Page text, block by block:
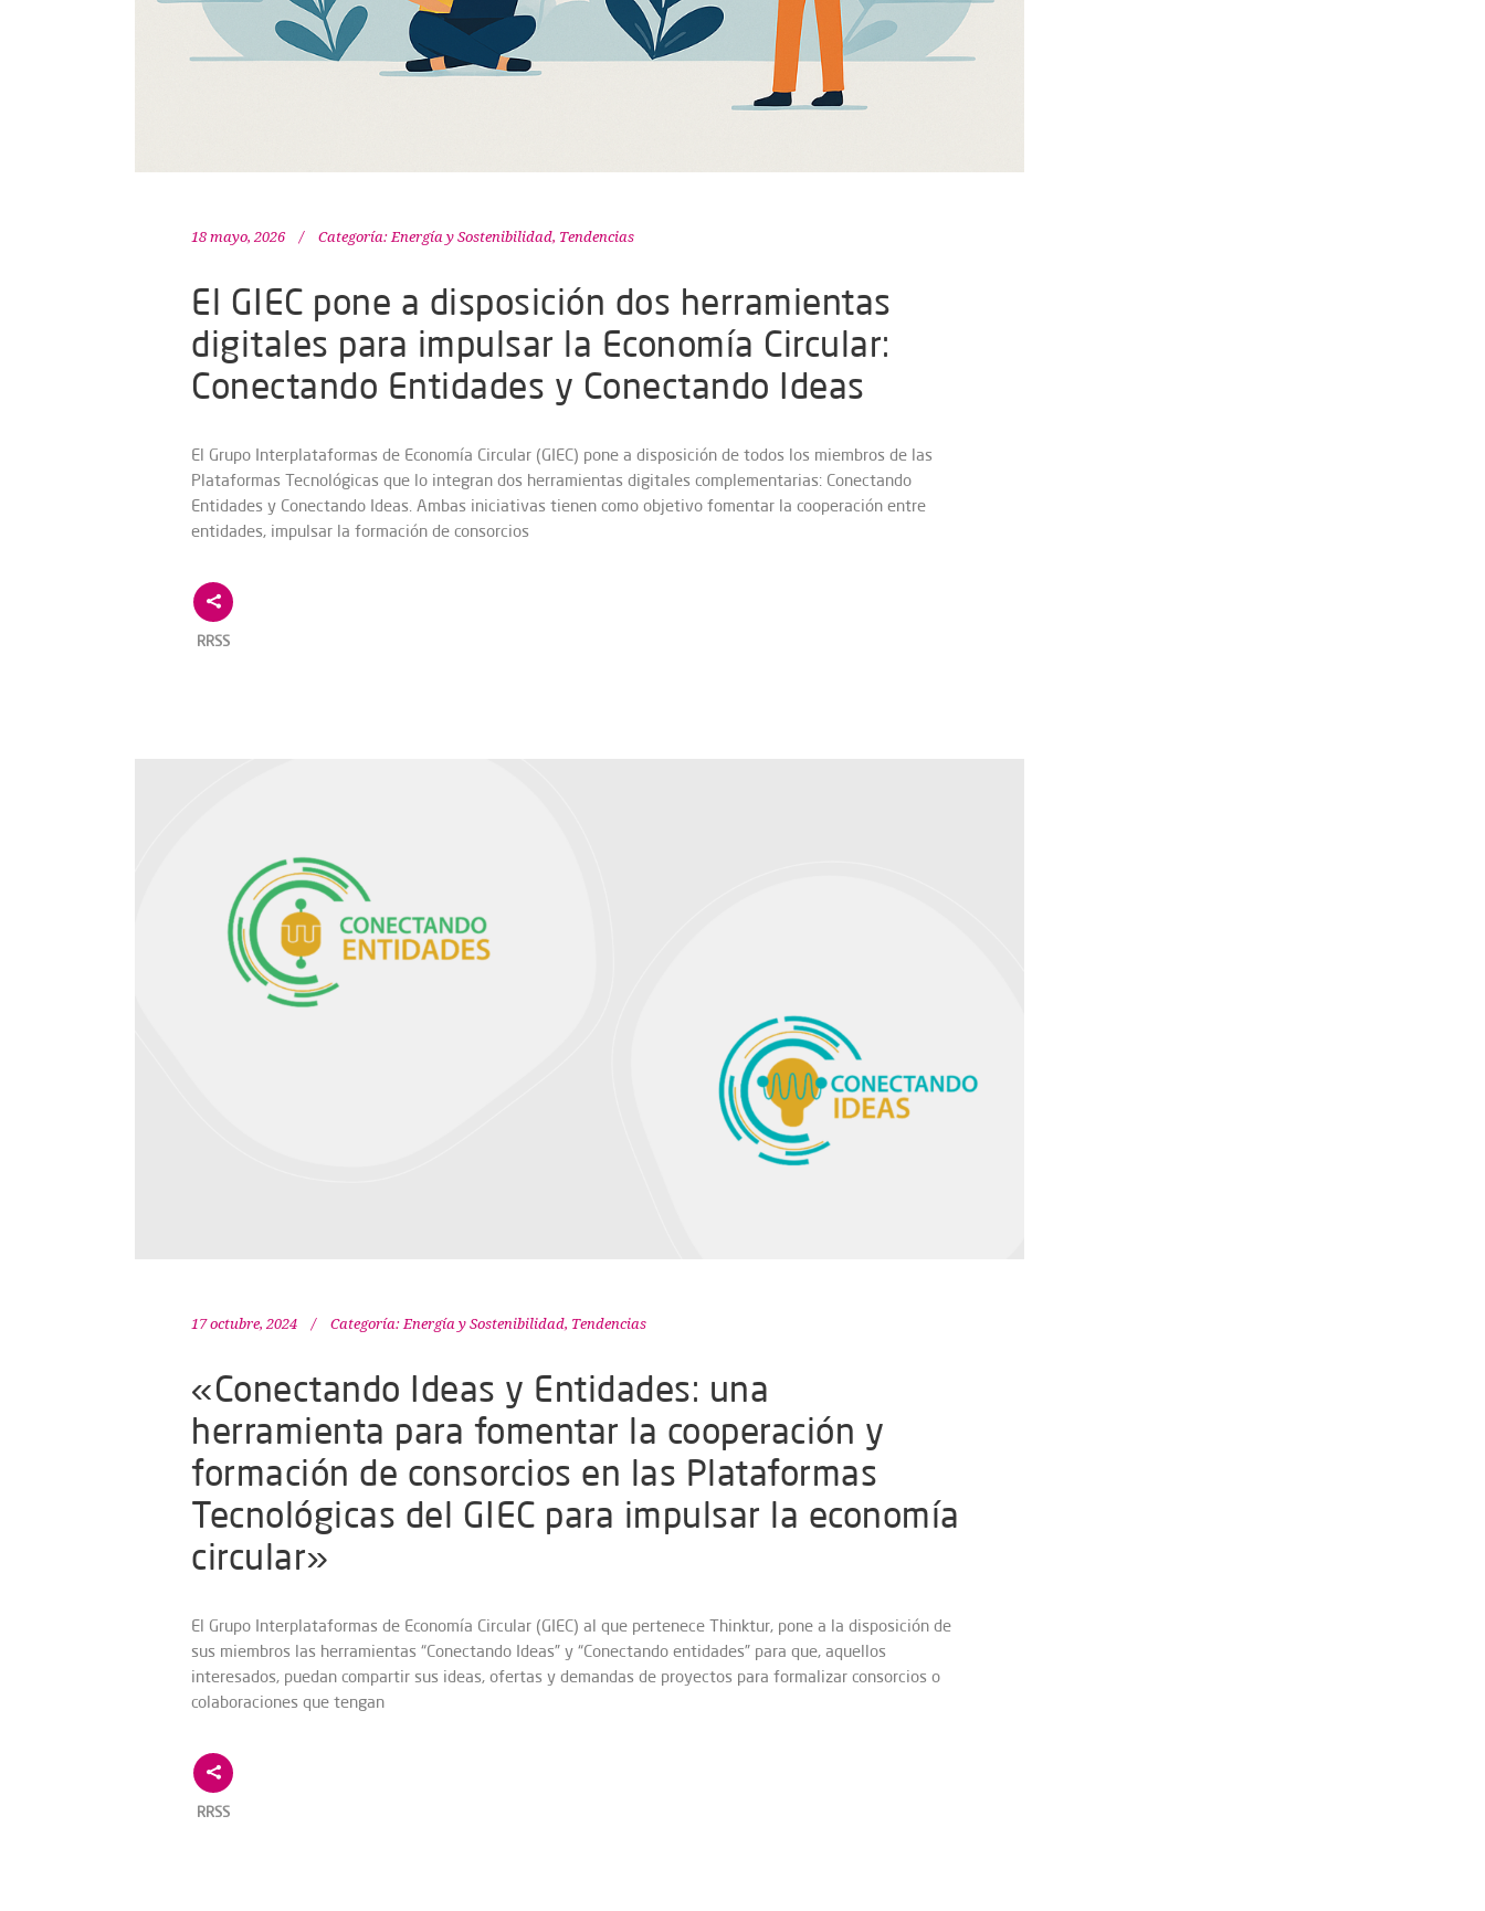
18 mayo, 2026 Categoría: Energía y Sostenibilidad, Tendencias
El GIEC pone a disposición dos herramientas
digitales para impulsar la Economía Circular:
Conectando Entidades y Conectando Ideas
El Grupo Interplataformas de Economía Circular (GIEC) pone a disposición de todos los miembros de las
Plataformas Tecnológicas que lo integran dos herramientas digitales complementarias: Conectando
Entidades y Conectando Ideas. Ambas iniciativas tienen como objetivo fomentar la cooperación entre
entidades, impulsar la formación de consorcios
RRSS
17 octubre, 2024 Categoría: Energía y Sostenibilidad, Tendencias
«Conectando Ideas y Entidades: una
herramienta para fomentar la cooperación y
formación de consorcios en las Plataformas
Tecnológicas del GIEC para impulsar la economía
circular»
El Grupo Interplataformas de Economía Circular (GIEC) al que pertenece Thinktur, pone a la disposición de
sus miembros las herramientas “Conectando Ideas” y “Conectando entidades” para que, aquellos
interesados, puedan compartir sus ideas, ofertas y demandas de proyectos para formalizar consorcios o
colaboraciones que tengan
RRSS